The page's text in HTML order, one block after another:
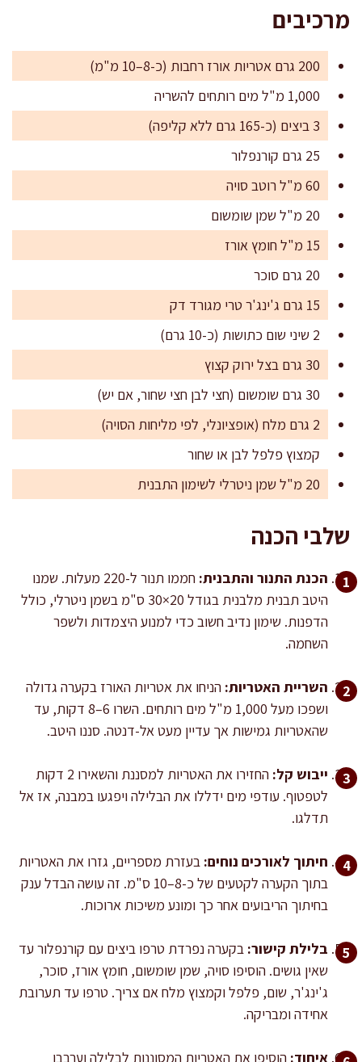
מרכיבים
200 גרם אטריות אורז רחבות (כ-8–10 מ"מ)
1,000 מ"ל מים רותחים להשריה
3 ביצים (כ-165 גרם ללא קליפה)
25 גרם קורנפלור
60 מ"ל רוטב סויה
20 מ"ל שמן שומשום
15 מ"ל חומץ אורז
20 גרם סוכר
15 גרם ג'ינג'ר טרי מגורד דק
2 שיני שום כתושות (כ-10 גרם)
30 גרם בצל ירוק קצוץ
30 גרם שומשום (חצי לבן חצי שחור, אם יש)
2 גרם מלח (אופציונלי, לפי מליחות הסויה)
קמצוץ פלפל לבן או שחור
20 מ"ל שמן ניטרלי לשימון התבנית
שלבי הכנה
הכנת התנור והתבנית:
חממו תנור ל-220 מעלות. שמנו
היטב תבנית מלבנית בגודל 20×30 ס"מ בשמן ניטרלי, כולל
הדפנות. שימון נדיב חשוב כדי למנוע היצמדות ולשפר
השחמה.
השריית האטריות: הניחו את אטריות האורז בקערה גדולה
ושפכו מעל 1,000 מ"ל מים רותחים. השרו 6–8 דקות, עד
שהאטריות גמישות אך עדיין מעט אל-דנטה. סננו היטב.
ייבוש קל:
החזירו את האטריות למסננת והשאירו 2 דקות
לטפטוף. עודפי מים ידללו את הבלילה ויפגעו במבנה, אז אל
תדלגו.
חיתוך לאורכים נוחים: בעזרת מספריים, גזרו את האטריות
בתוך הקערה לקטעים של כ-8–10 ס"מ. זה עושה הבדל ענק
בחיתוך הריבועים אחר כך ומונע משיכות ארוכות.
בלילת קישור: בקערה נפרדת טרפו ביצים עם קורנפלור עד
שאין גושים. הוסיפו סויה, שמן שומשום, חומץ אורז, סוכר,
ג'ינג'ר, שום, פלפל וקמצוץ מלח אם צריך. טרפו עד תערובת
אחידה ומבריקה.
איחוד: הוסיפו את האטריות המסוננות לבלילה וערבבו